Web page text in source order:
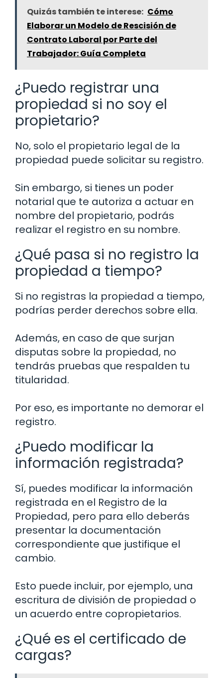
Quizás también te interese: Cómo
Elaborar un Modelo de Rescisión de
Contrato Laboral por Parte del
Trabajador: Guía Completa
¿Puedo registrar una
propiedad si no soy el
propietario?
No, solo el propietario legal de la
propiedad puede solicitar su registro.
Sin embargo, si tienes un poder
notarial que te autoriza a actuar en
nombre del propietario, podrás
realizar el registro en su nombre.
¿Qué pasa si no registro la
propiedad a tiempo?
Si no registras la propiedad a tiempo,
podrías perder derechos sobre ella.
Además, en caso de que surjan
disputas sobre la propiedad, no
tendrás pruebas que respalden tu
titularidad.
Por eso, es importante no demorar el
registro.
¿Puedo modificar la
información registrada?
Sí, puedes modificar la información
registrada en el Registro de la
Propiedad, pero para ello deberás
presentar la documentación
correspondiente que justifique el
cambio.
Esto puede incluir, por ejemplo, una
escritura de división de propiedad o
un acuerdo entre copropietarios.
¿Qué es el certificado de
cargas?